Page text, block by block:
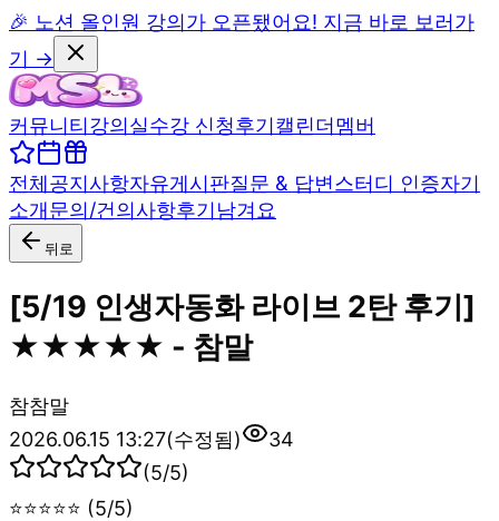
🎉 노션 올인원 강의가 오픈됐어요! 지금 바로 보러가
기 →
커뮤니티강의실수강 신청후기캘린더멤버
전체공지사항자유게시판질문 & 답변스터디 인증자기
소개문의/건의사항후기남겨요
뒤로
[5/19 인생자동화 라이브 2탄 후기]
★★★★★ - 참말
참참말
2026.06.15 13:27(수정됨)
34
(5/5)
⭐⭐⭐⭐⭐ (5/5)